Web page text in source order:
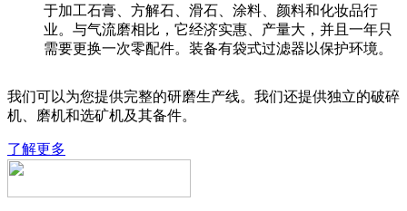
于加工石膏、方解石、滑石、涂料、颜料和化妆品行
业。与气流磨相比，它经济实惠、产量大，并且一年只
需要更换一次零配件。装备有袋式过滤器以保护环境。
我们可以为您提供完整的研磨生产线。我们还提供独立的破碎
机、磨机和选矿机及其备件。
了解更多